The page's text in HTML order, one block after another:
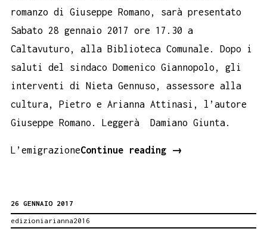
romanzo di Giuseppe Romano, sarà presentato
Sabato 28 gennaio 2017 ore 17.30 a
Caltavuturo, alla Biblioteca Comunale. Dopo i
saluti del sindaco Domenico Giannopolo, gli
interventi di Nieta Gennuso, assessore alla
cultura, Pietro e Arianna Attinasi, l’autore
Giuseppe Romano. Leggerà Damiano Giunta.
L’emigrazioneContinue reading
Come
→
26 GENNAIO 2017
edizioniarianna2016